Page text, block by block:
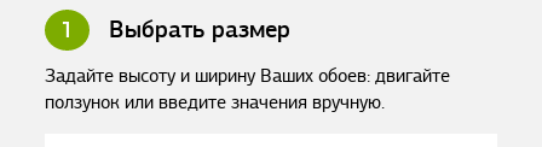
1 Выбрать размер
Задайте высоту и ширину Ваших обоев: двигайте
ползунок или введите значения вручную.